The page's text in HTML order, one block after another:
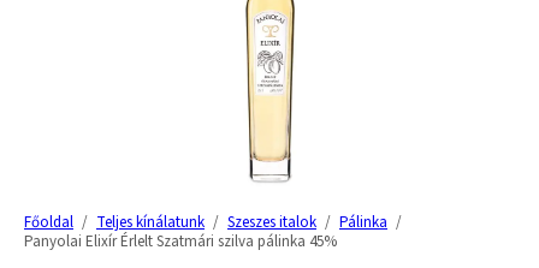
Főoldal / Teljes kínálatunk / Szeszes italok / Pálinka /
Panyolai Elixír Érlelt Szatmári szilva pálinka 45%